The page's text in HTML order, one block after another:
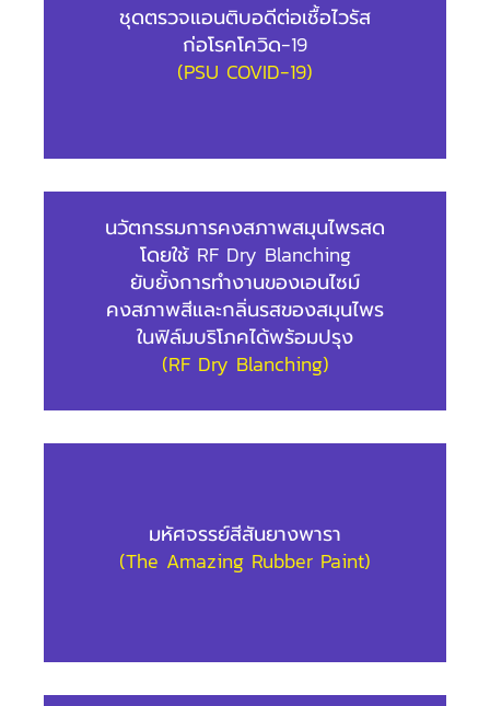
ชุดตรวจแอนติบอดีต่อเชื้อไวรัส
ก่อโรคโควิด-19
(PSU COVID-19)
นวัตกรรมการคงสภาพสมุนไพรสด
โดยใช้ RF Dry Blanching
ยับยั้งการทำงานของเอนไซม์
คงสภาพสีและกลิ่นรสของสมุนไพร
ในฟิล์มบริโภคได้พร้อมปรุง
(RF Dry Blanching)
มหัศจรรย์สีสันยางพารา
(The Amazing Rubber Paint)